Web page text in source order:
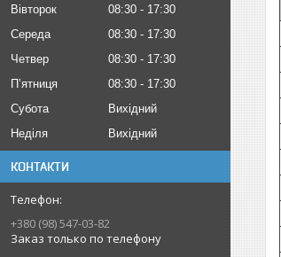
Вівторок
08:30
17:30
Середа
08:30
17:30
Четвер
08:30
17:30
Пʼятниця
08:30
17:30
Субота
Вихідний
Неділя
Вихідний
КОНТАКТИ
+380 (98) 547-03-82
Заказ только по телефону